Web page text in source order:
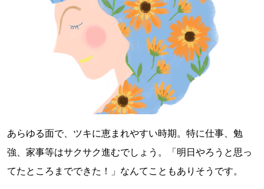
あらゆる面で、ツキに恵まれやすい時期。特に仕事、勉
強、家事等はサクサク進むでしょう。「明日やろうと思っ
てたところまでできた！」なんてこともありそうです。